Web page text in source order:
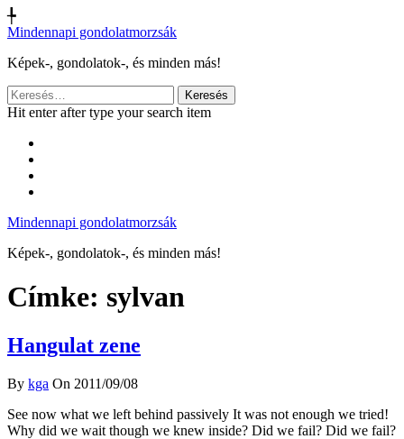
╄
Mindennapi gondolatmorzsák
Képek-, gondolatok-, és minden más!
Keresés:
Hit enter after type your search item
Mindennapi gondolatmorzsák
Képek-, gondolatok-, és minden más!
Címke: sylvan
Hangulat zene
By kga On 2011/09/08
See now what we left behind passively It was not enough we tried!
Why did we wait though we knew inside? Did we fail? Did we fail?